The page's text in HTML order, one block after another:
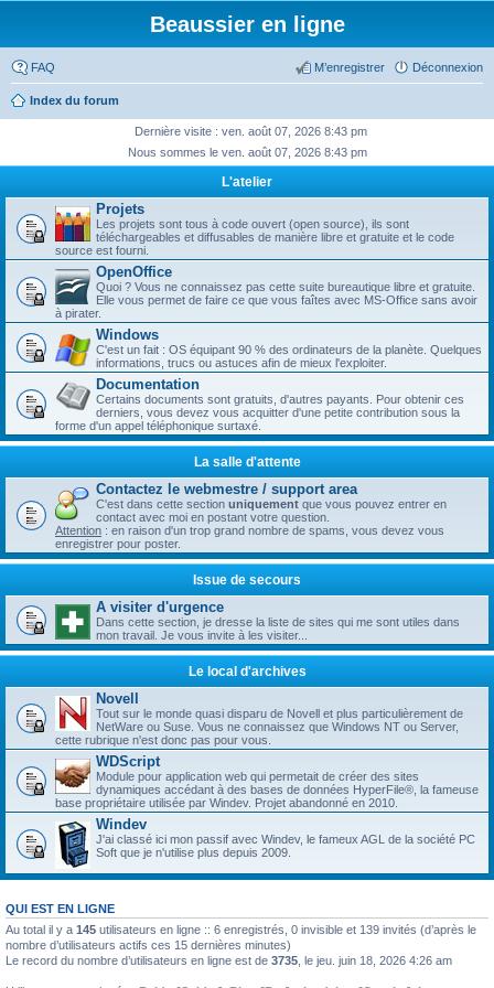
Beaussier en ligne
FAQ Déconnexion
M’enregistrer
Index du forum
Dernière visite : ven. août 07, 2026 8:43 pm
Nous sommes le ven. août 07, 2026 8:43 pm
L'atelier
Projets
Les projets sont tous à code ouvert (open source), ils sont
téléchargeables et diffusables de manière libre et gratuite et le code
source est fourni.
OpenOffice
Quoi ? Vous ne connaissez pas cette suite bureautique libre et gratuite.
Elle vous permet de faire ce que vous faîtes avec MS-Office sans avoir
à pirater.
Windows
C'est un fait : OS équipant 90 % des ordinateurs de la planète. Quelques
informations, trucs ou astuces afin de mieux l'exploiter.
Documentation
Certains documents sont gratuits, d'autres payants. Pour obtenir ces
derniers, vous devez vous acquitter d'une petite contribution sous la
forme d'un appel téléphonique surtaxé.
La salle d'attente
Contactez le webmestre / support area
C'est dans cette section uniquement que vous pouvez entrer en
contact avec moi en postant votre question.
Attention : en raison d'un trop grand nombre de spams, vous devez vous
enregistrer pour poster.
Issue de secours
A visiter d'urgence
Dans cette section, je dresse la liste de sites qui me sont utiles dans
mon travail. Je vous invite à les visiter...
Le local d'archives
Novell
Tout sur le monde quasi disparu de Novell et plus particulièrement de
NetWare ou Suse. Vous ne connaissez que Windows NT ou Server,
cette rubrique n'est donc pas pour vous.
WDScript
Module pour application web qui permetait de créer des sites
dynamiques accédant à des bases de données HyperFile®, la fameuse
base propriétaire utilisée par Windev. Projet abandonné en 2010.
Windev
J'ai classé ici mon passif avec Windev, le fameux AGL de la société PC
Soft que je n'utilise plus depuis 2009.
QUI EST EN LIGNE
Au total il y a 145 utilisateurs en ligne :: 6 enregistrés, 0 invisible et 139 invités (d’après le
nombre d’utilisateurs actifs ces 15 dernières minutes)
Le record du nombre d’utilisateurs en ligne est de 3735 , le jeu. juin 18, 2026 4:26 am